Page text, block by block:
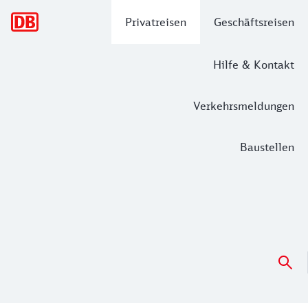
Privatreisen Geschäftsreisen
Hilfe & Kontakt
Verkehrsmeldungen
Baustellen